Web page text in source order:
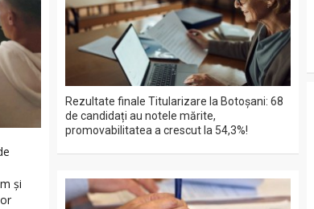
și
Rezultate finale Titularizare la Botoșani: 68
de candidați au notele mărite,
promovabilitatea a crescut la 54,3%!